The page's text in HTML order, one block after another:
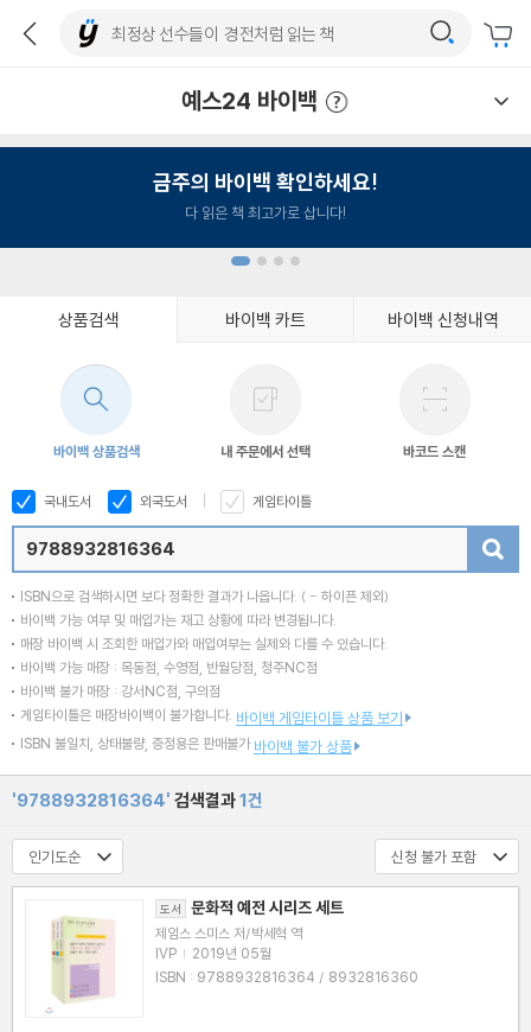
예스24 바이백
금주의 바이백 확인하세요!
다 읽은 책 최고가로 삽니다!
상품검색 바이백 카트 바이백 신청내역
바이백 상품검색 내 주문에서 선택 바코드 스캔
국내도서 외국도서 게임타이틀
ISBN으로 검색하시면 보다 정확한 결과가 나옵니다. ( - 하이픈 제외)
바이백 가능 여부 및 매입가는 재고 상황에 따라 변경됩니다.
매장 바이백 시 조회한 매입가와 매입여부는 실제와 다를 수 있습니다.
바이백 가능 매장 : 목동점, 수영점, 반월당점, 청주NC점
바이백 불가 매장 : 강서NC점, 구의점
게임타이틀은 매장바이백이 불가합니다. 바이백 게임타이틀 상품 보기
ISBN 불일치, 상태불량, 증정용은 판매불가 바이백 불가 상품
'9788932816364' 검색결과1건
도서 문화적 예전 시리즈 세트
제임스 스미스 저/박세혁 역
IVP | 2019년 05월
ISBN : 9788932816364 / 8932816360